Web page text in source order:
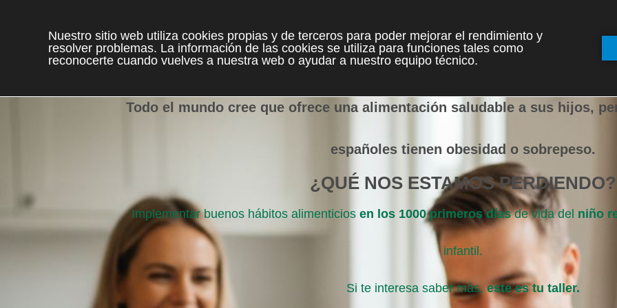
Todo el mundo cree que ofrece una alimentación saludable a sus hijos,
españoles tienen obesidad o sobrepeso.
¿QUÉ NOS ESTAMOS PERDIENDO?
Implementar buenos hábitos alimenticios en los 1000 primeros díasde vida del niño
infantil.
Si te interesa saber más, este es tu taller.
Nuestro sitio web utiliza cookies propias y de terceros para poder mejorar el rendimiento y
resolver problemas. La información de las cookies se utiliza para funciones tales como
reconocerte cuando vuelves a nuestra web o ayudar a nuestro equipo técnico.